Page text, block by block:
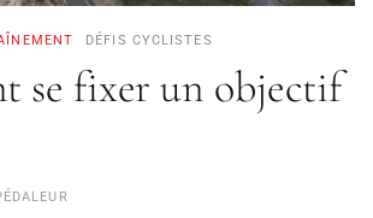
DÉFIS CYCLISTES
se fixer un objectif